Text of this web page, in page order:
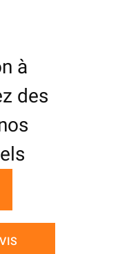
à
des